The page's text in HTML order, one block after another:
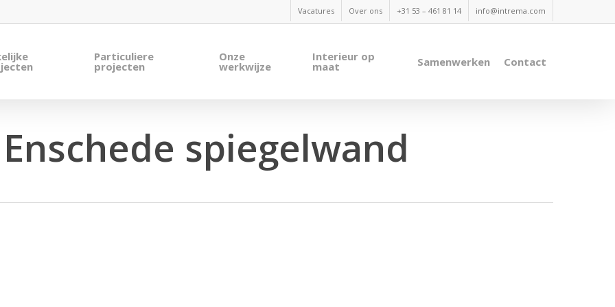
Vacatures Over ons +31 53 – 461 81 14 info@intrema.com
Particuliere
projecten
Onze
werkwijze
Interieur op
maat Samenwerken Contact
spiegelwand